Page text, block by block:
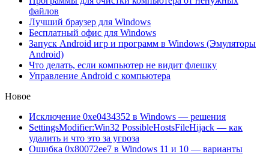
файлов
Лучший браузер для Windows
Бесплатный офис для Windows
Запуск Android игр и программ в Windows (Эмуляторы
Android)
Что делать, если компьютер не видит флешку
Управление Android с компьютера
Новое
Исключение 0xe0434352 в Windows — решения
SettingsModifier:Win32 PossibleHostsFileHijack — как
удалить и что это за угроза
Ошибка 0x80072ee7 в Windows 11 и 10 — варианты